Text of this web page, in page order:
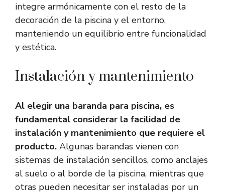
integre armónicamente con el resto de la
decoración de la piscina y el entorno,
manteniendo un equilibrio entre funcionalidad
y estética.
Instalación y mantenimiento
Al elegir una baranda para piscina, es
fundamental considerar la facilidad de
instalación y mantenimiento que requiere el
producto. Algunas barandas vienen con
sistemas de instalación sencillos, como anclajes
al suelo o al borde de la piscina, mientras que
otras pueden necesitar ser instaladas por un